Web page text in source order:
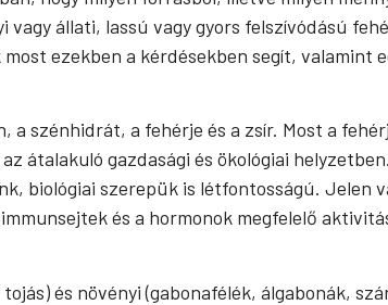
állati, lassú vagy gyors felszívódású
ezekben a kérdésekben segít, valamint
a szénhidrát, a fehérje és a zsír. Most a
átalakuló gazdasági és ökológiai
biológiai szerepük is létfontosságú. Jelen
és a hormonok megfelelő
és növényi (gabonafélék, álgabonák,